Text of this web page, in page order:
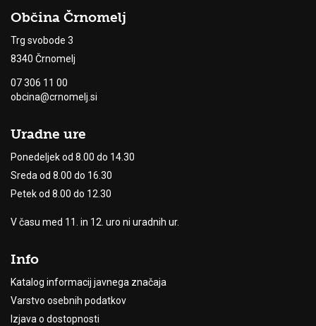
Občina Črnomelj
Trg svobode 3
8340 Črnomelj
07 306 11 00
obcina@crnomelj.si
Uradne ure
Ponedeljek od 8.00 do 14.30
Sreda od 8.00 do 16.30
Petek od 8.00 do 12.30
V času med 11. in 12. uro ni uradnih ur.
Info
Katalog informacij javnega značaja
Varstvo osebnih podatkov
Izjava o dostopnosti